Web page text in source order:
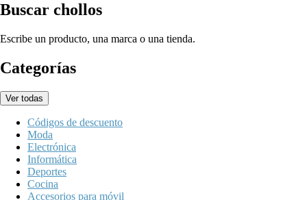
Buscar chollos
Escribe un producto, una marca o una tienda.
Categorías
Ver todas
Códigos de descuento
Moda
Electrónica
Informática
Deportes
Cocina
Accesorios para móvil